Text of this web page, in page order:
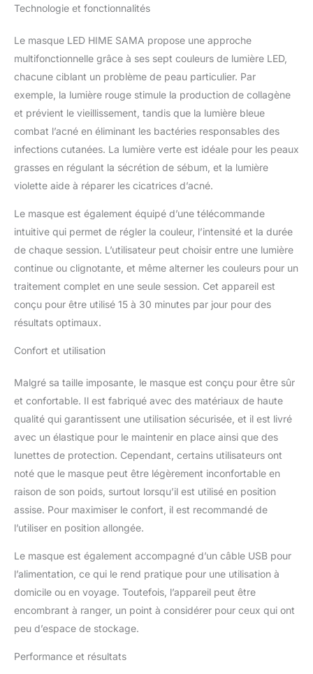
problèmes de peau
prévenir les rides,
d'humidité, minimiser les
pores et aider à
combattre les zones
adipeuses. Répare la
peau, vous permettant
de retrouver une peau
blanche, ferme, élastique
et jeune. Investissement
Unique: Résultats de
une fraction du coût.
Pour une moyenne de 6
compter les expériences
de maintenance chaque
fois que vous le
souhaitez!), les
Conçu Pour
L'Embellissement Du
Visage Et Du Cou: Le
masque LED contient
couvrent délicatement
tout le visage et le cou,
émettant des longueurs
d'onde spécifiques en
lumière UV, les lumières
LED sont sûres à utiliser
sans dommage, chaleur
ni effets secondaires.
Garantie De Satisfaction:
Technologie et fonctionnalités
Le masque LED HIME SAMA propose une approche
multifonctionnelle grâce à ses sept couleurs de lumière LED,
chacune ciblant un problème de peau particulier. Par
exemple, la lumière rouge stimule la production de collagène
et prévient le vieillissement, tandis que la lumière bleue
combat l’acné en éliminant les bactéries responsables des
infections cutanées. La lumière verte est idéale pour les peaux
grasses en régulant la sécrétion de sébum, et la lumière
violette aide à réparer les cicatrices d’acné.
Le masque est également équipé d’une télécommande
intuitive qui permet de régler la couleur, l’intensité et la durée
de chaque session. L’utilisateur peut choisir entre une lumière
continue ou clignotante, et même alterner les couleurs pour un
traitement complet en une seule session. Cet appareil est
conçu pour être utilisé 15 à 30 minutes par jour pour des
résultats optimaux.
Confort et utilisation
Malgré sa taille imposante, le masque est conçu pour être sûr
et confortable. Il est fabriqué avec des matériaux de haute
qualité qui garantissent une utilisation sécurisée, et il est livré
avec un élastique pour le maintenir en place ainsi que des
lunettes de protection. Cependant, certains utilisateurs ont
noté que le masque peut être légèrement inconfortable en
raison de son poids, surtout lorsqu’il est utilisé en position
assise. Pour maximiser le confort, il est recommandé de
l’utiliser en position allongée.
Le masque est également accompagné d’un câble USB pour
l’alimentation, ce qui le rend pratique pour une utilisation à
domicile ou en voyage. Toutefois, l’appareil peut être
encombrant à ranger, un point à considérer pour ceux qui ont
peu d’espace de stockage.
Performance et résultats